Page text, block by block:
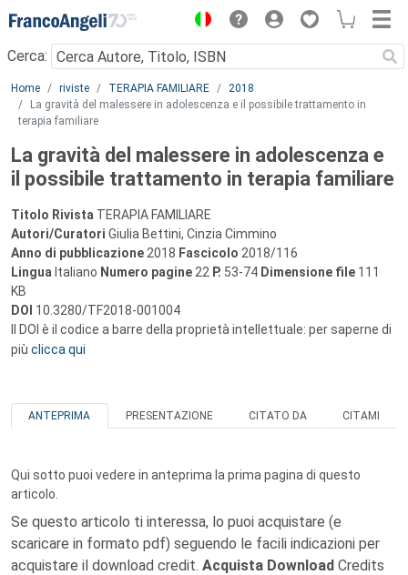
Menu
Cerca:
Main content
Home riviste TERAPIA FAMILIARE
2018
La gravità del malessere in adolescenza e il possibile trattamento in
terapia familiare
La gravità del malessere in adolescenza e
il possibile trattamento in terapia familiare
Titolo Rivista TERAPIA FAMILIARE
Autori/Curatori Giulia Bettini, Cinzia Cimmino
Anno di pubblicazione 2018 Fascicolo 2018/116
Lingua Italiano Numero pagine 22 P. 53-74 Dimensione file 111
KB
DOI 10.3280/TF2018-001004
Il DOI è il codice a barre della proprietà intellettuale: per saperne di
più clicca qui
ANTEPRIMA PRESENTAZIONE CITATO DA CITAMI
Qui sotto puoi vedere in anteprima la prima pagina di questo
articolo.
Se questo articolo ti interessa, lo puoi acquistare (e
scaricare in formato pdf) seguendo le facili indicazioni per
acquistare il download credit. Acquista Download Credits